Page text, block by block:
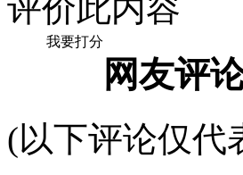
评价此内容
我要打分
网友评
(以下评论仅代